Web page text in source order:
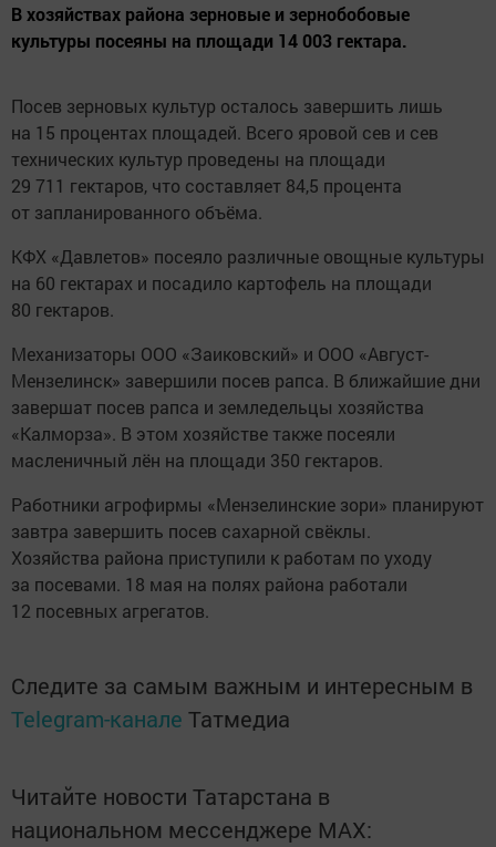
В хозяйствах района зерновые и зернобобовые
культуры посеяны на площади 14 003 гектара.
Посев зерновых культур осталось завершить лишь
на 15 процентах площадей. Всего яровой сев и сев
технических культур проведены на площади
29 711 гектаров, что составляет 84,5 процента
от запланированного объёма.
КФХ «Давлетов» посеяло различные овощные культуры
на 60 гектарах и посадило картофель на площади
80 гектаров.
Механизаторы ООО «Заиковский» и ООО «Август-
Мензелинск» завершили посев рапса. В ближайшие дни
завершат посев рапса и земледельцы хозяйства
«Калморза». В этом хозяйстве также посеяли
масленичный лён на площади 350 гектаров.
Работники агрофирмы «Мензелинские зори» планируют
завтра завершить посев сахарной свёклы.
Хозяйства района приступили к работам по уходу
за посевами. 18 мая на полях района работали
12 посевных агрегатов.
Следите за самым важным и интересным в
Telegram-канале Татмедиа
Читайте новости Татарстана в
национальном мессенджере MАХ: